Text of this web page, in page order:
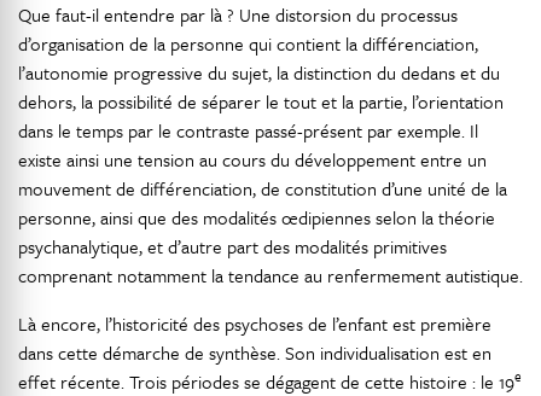
Que faut-il entendre par là ? Une distorsion du processus
d’organisation de la personne qui contient la différenciation,
l’autonomie progressive du sujet, la distinction du dedans et du
dehors, la possibilité de séparer le tout et la partie, l’orientation
dans le temps par le contraste passé-présent par exemple. Il
existe ainsi une tension au cours du développement entre un
mouvement de différenciation, de constitution d’une unité de la
personne, ainsi que des modalités œdipiennes selon la théorie
psychanalytique, et d’autre part des modalités primitives
comprenant notamment la tendance au renfermement autistique.
Là encore, l’historicité des psychoses de l’enfant est première
dans cette démarche de synthèse. Son individualisation est en
effet récente. Trois périodes se dégagent de cette histoire : le 19e